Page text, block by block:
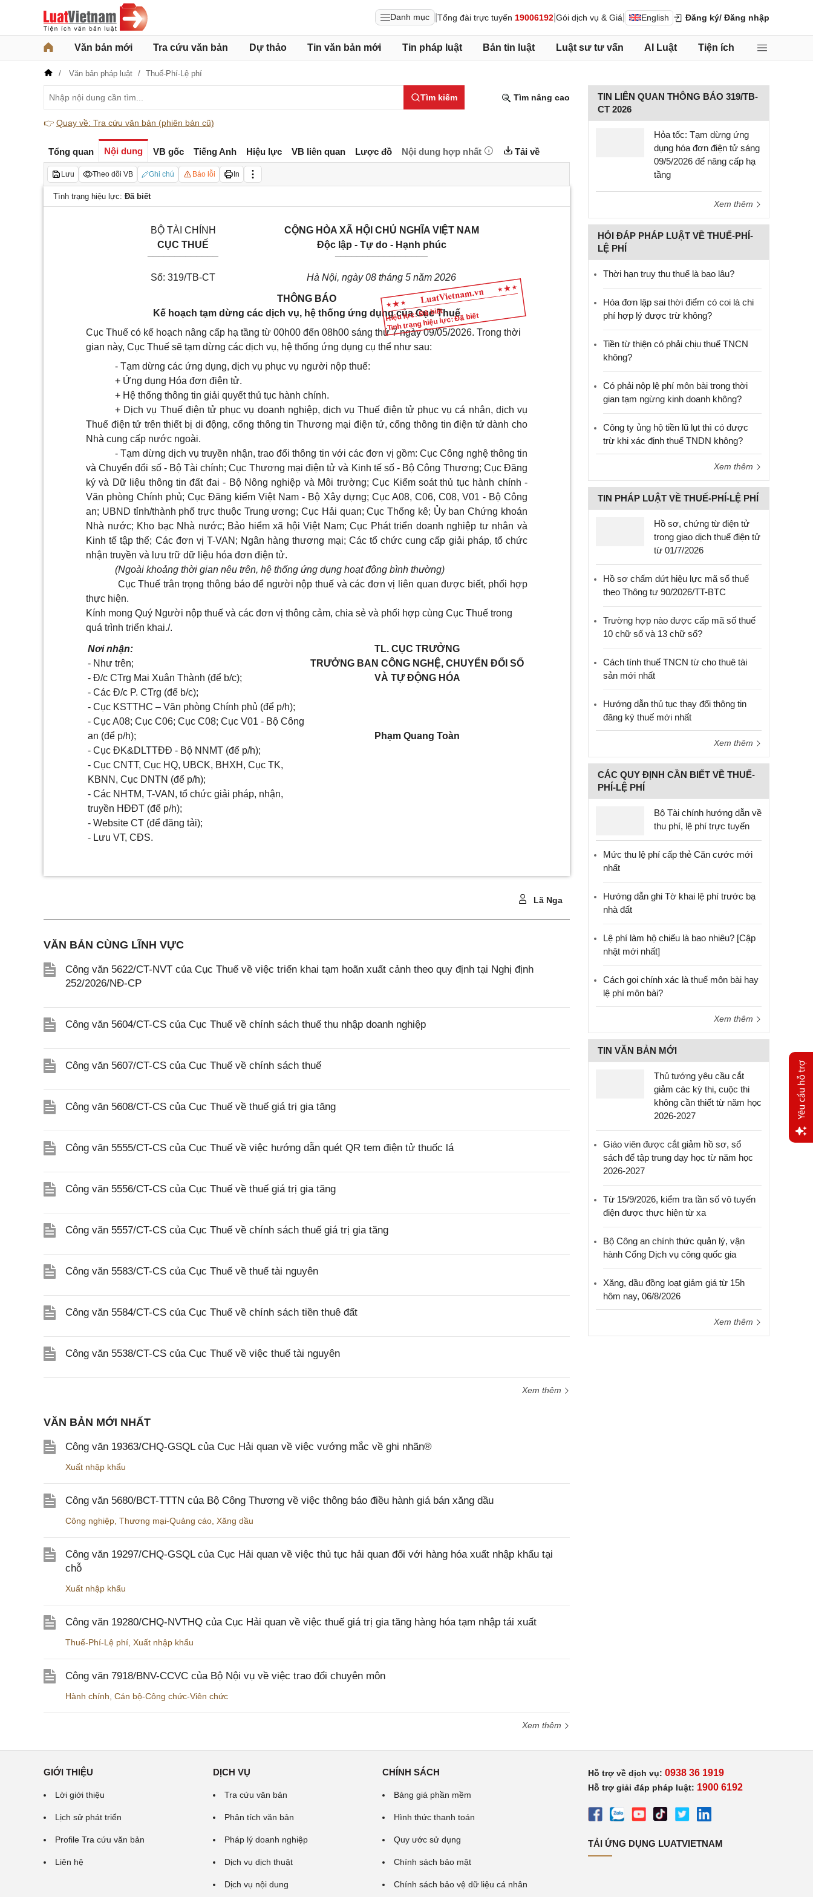
Danh mục Tổng đài trực tuyến 19006192 Gói dịch vụ & Giá English Đăng ký/ Đăng nhập
Văn bản mới Tra cứu văn bản Dự thảo Tin văn bản mới Tin pháp luật Bản tin luật Luật sư tư vấn AI Luật Tiện ích
Văn bản pháp luật Thuế-Phí-Lệ phí
Tìm kiếm Tìm nâng cao
👉 Quay về: Tra cứu văn bản (phiên bản cũ)
Tổng quan Nội dung VB gốc Tiếng Anh Hiệu lực VB liên quan Lược đồ Nội dung hợp nhất Tải về
Lưu Theo dõi VB Ghi chú Báo lỗi In
Tình trạng hiệu lực: Đã biết
Hiệu lực: Đã biết
Tình trạng hiệu lực: Đã biết
BỘ TÀI CHÍNH
CỤC THUẾ
_____________
CỘNG HÒA XÃ HỘI CHỦ NGHĨA VIỆT NAM
Độc lập - Tự do - Hạnh phúc
_________________
Số: 319/TB-CT Hà Nội, ngày 08 tháng 5 năm 2026
THÔNG BÁO
Kế hoạch tạm dừng các dịch vụ, hệ thống ứng dụng của Cục Thuế
Cục Thuế có kế hoạch nâng cấp hạ tầng từ 00h00 đến 08h00 sáng thứ 7 ngày 09/05/2026. Trong thời
gian này, Cục Thuế sẽ tạm dừng các dịch vụ, hệ thống ứng dụng cụ thể như sau:
- Tạm dừng các ứng dụng, dịch vụ phục vụ người nộp thuế:
+ Ứng dụng Hóa đơn điện tử.
+ Hệ thống thông tin giải quyết thủ tục hành chính.
+ Dịch vụ Thuế điện tử phục vụ doanh nghiệp, dịch vụ Thuế điện tử phục vụ cá nhân, dịch vụ
Thuế điện tử trên thiết bị di động, cổng thông tin Thương mại điện tử, cổng thông tin điện tử dành cho
Nhà cung cấp nước ngoài.
- Tạm dừng dịch vụ truyền nhận, trao đổi thông tin với các đơn vị gồm: Cục Công nghệ thông tin
và Chuyển đổi số - Bộ Tài chính; Cục Thương mại điện tử và Kinh tế số - Bộ Công Thương; Cục Đăng
ký và Dữ liệu thông tin đất đai - Bộ Nông nghiệp và Môi trường; Cục Kiểm soát thủ tục hành chính -
Văn phòng Chính phủ; Cục Đăng kiểm Việt Nam - Bộ Xây dựng; Cục A08, C06, C08, V01 - Bộ Công
an; UBND tỉnh/thành phố trực thuộc Trung ương; Cục Hải quan; Cục Thống kê; Ủy ban Chứng khoán
Nhà nước; Kho bạc Nhà nước; Bảo hiểm xã hội Việt Nam; Cục Phát triển doanh nghiệp tư nhân và
Kinh tế tập thể; Các đơn vị T-VAN; Ngân hàng thương mại; Các tổ chức cung cấp giải pháp, tổ chức
nhận truyền và lưu trữ dữ liệu hóa đơn điện tử.
(Ngoài khoảng thời gian nêu trên, hệ thống ứng dụng hoạt động bình thường)
Cục Thuế trân trọng thông báo để người nộp thuế và các đơn vị liên quan được biết, phối hợp
thực hiện.
Kính mong Quý Người nộp thuế và các đơn vị thông cảm, chia sẻ và phối hợp cùng Cục Thuế trong
quá trình triển khai./.
Nơi nhận:
- Như trên;
- Đ/c CTrg Mai Xuân Thành (để b/c);
- Các Đ/c P. CTrg (để b/c);
- Cục KSTTHC – Văn phòng Chính phủ (để p/h);
- Cục A08; Cục C06; Cục C08; Cục V01 - Bộ Công
an (để p/h);
- Cục ĐK&DLTTĐĐ - Bộ NNMT (để p/h);
- Cục CNTT, Cục HQ, UBCK, BHXH, Cục TK,
KBNN, Cục DNTN (để p/h);
- Các NHTM, T-VAN, tổ chức giải pháp, nhận,
truyền HĐĐT (để p/h);
- Website CT (để đăng tải);
- Lưu VT, CĐS.
TL. CỤC TRƯỞNG
TRƯỞNG BAN CÔNG NGHỆ, CHUYỂN ĐỔI SỐ
VÀ TỰ ĐỘNG HÓA
Phạm Quang Toàn
Lã Nga
VĂN BẢN CÙNG LĨNH VỰC
Công văn 5622/CT-NVT của Cục Thuế về việc triển khai tạm hoãn xuất cảnh theo quy định tại Nghị định
252/2026/NĐ-CP
Công văn 5604/CT-CS của Cục Thuế về chính sách thuế thu nhập doanh nghiệp
Công văn 5607/CT-CS của Cục Thuế về chính sách thuế
Công văn 5608/CT-CS của Cục Thuế về thuế giá trị gia tăng
Công văn 5555/CT-CS của Cục Thuế về việc hướng dẫn quét QR tem điện tử thuốc lá
Công văn 5556/CT-CS của Cục Thuế về thuế giá trị gia tăng
Công văn 5557/CT-CS của Cục Thuế về chính sách thuế giá trị gia tăng
Công văn 5583/CT-CS của Cục Thuế về thuế tài nguyên
Công văn 5584/CT-CS của Cục Thuế về chính sách tiền thuê đất
Công văn 5538/CT-CS của Cục Thuế về việc thuế tài nguyên
Xem thêm
VĂN BẢN MỚI NHẤT
Công văn 19363/CHQ-GSQL của Cục Hải quan về việc vướng mắc về ghi nhãn®
Xuất nhập khẩu
Công văn 5680/BCT-TTTN của Bộ Công Thương về việc thông báo điều hành giá bán xăng dầu
Công nghiệp Thương mại-Quảng cáo Xăng dầu
Công văn 19297/CHQ-GSQL của Cục Hải quan về việc thủ tục hải quan đối với hàng hóa xuất nhập khẩu tại
chỗ
Xuất nhập khẩu
Công văn 19280/CHQ-NVTHQ của Cục Hải quan về việc thuế giá trị gia tăng hàng hóa tạm nhập tái xuất
Thuế-Phí-Lệ phí Xuất nhập khẩu
Công văn 7918/BNV-CCVC của Bộ Nội vụ về việc trao đổi chuyên môn
Hành chính Cán bộ-Công chức-Viên chức
Xem thêm
TIN LIÊN QUAN THÔNG BÁO 319/TB-
CT 2026
Hỏa tốc: Tạm dừng ứng
dụng hóa đơn điện tử sáng
09/5/2026 để nâng cấp hạ
tầng
Xem thêm
HỎI ĐÁP PHÁP LUẬT VỀ THUẾ-PHÍ-
LỆ PHÍ
Thời hạn truy thu thuế là bao lâu?
Hóa đơn lập sai thời điểm có coi là chi
phí hợp lý được trừ không?
Tiền từ thiện có phải chịu thuế TNCN
không?
Có phải nộp lệ phí môn bài trong thời
gian tạm ngừng kinh doanh không?
Công ty ủng hộ tiền lũ lụt thì có được
trừ khi xác định thuế TNDN không?
Xem thêm
TIN PHÁP LUẬT VỀ THUẾ-PHÍ-LỆ PHÍ
Hồ sơ, chứng từ điện tử
trong giao dịch thuế điện tử
từ 01/7/2026
Hồ sơ chấm dứt hiệu lực mã số thuế
theo Thông tư 90/2026/TT-BTC
Trường hợp nào được cấp mã số thuế
10 chữ số và 13 chữ số?
Cách tính thuế TNCN từ cho thuê tài
sản mới nhất
Hướng dẫn thủ tục thay đổi thông tin
đăng ký thuế mới nhất
Xem thêm
CÁC QUY ĐỊNH CẦN BIẾT VỀ THUẾ-
PHÍ-LỆ PHÍ
Bộ Tài chính hướng dẫn về
thu phí, lệ phí trực tuyến
Mức thu lệ phí cấp thẻ Căn cước mới
nhất
Hướng dẫn ghi Tờ khai lệ phí trước bạ
nhà đất
Lệ phí làm hộ chiếu là bao nhiêu? [Cập
nhật mới nhất]
Cách gọi chính xác là thuế môn bài hay
lệ phí môn bài?
Xem thêm
TIN VĂN BẢN MỚI
Thủ tướng yêu cầu cắt
giảm các kỳ thi, cuộc thi
không cần thiết từ năm học
2026-2027
Giáo viên được cắt giảm hồ sơ, sổ
sách để tập trung dạy học từ năm học
2026-2027
Từ 15/9/2026, kiểm tra tần số vô tuyến
điện được thực hiện từ xa
Bộ Công an chính thức quản lý, vận
hành Cổng Dịch vụ công quốc gia
Xăng, dầu đồng loạt giảm giá từ 15h
hôm nay, 06/8/2026
Xem thêm
GIỚI THIỆU
Lời giới thiệu
Lịch sử phát triển
Profile Tra cứu văn bản
Liên hệ
DỊCH VỤ
Tra cứu văn bản
Phân tích văn bản
Pháp lý doanh nghiệp
Dịch vụ dịch thuật
Dịch vụ nội dung
CHÍNH SÁCH
Bảng giá phần mềm
Hình thức thanh toán
Quy ước sử dụng
Chính sách bảo mật
Chính sách bảo vệ dữ liệu cá nhân
Hỗ trợ về dịch vụ: 0938 36 1919
Hỗ trợ giải đáp pháp luật: 1900 6192
TẢI ỨNG DỤNG LUATVIETNAM